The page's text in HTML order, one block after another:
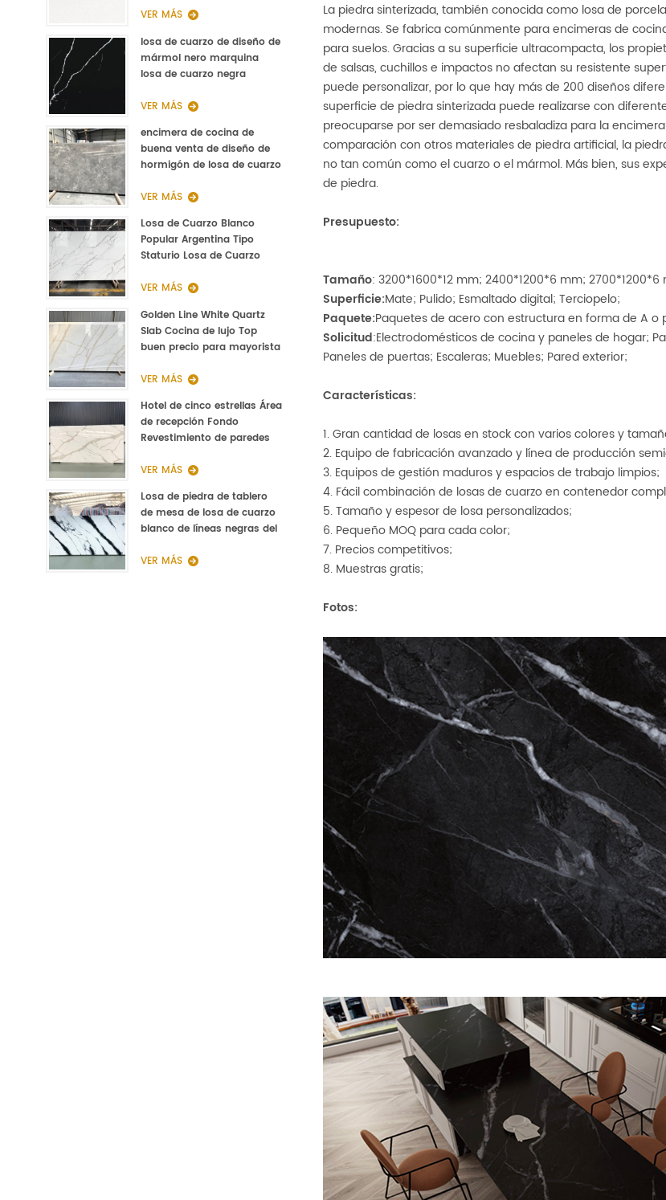
La piedra sinterizada, también conocida como losa de
modernas. Se fabrica comúnmente para encimeras de
para suelos. Gracias a su superficie ultracompacta, los
de salsas, cuchillos e impactos no afectan su resistente
puede personalizar, por lo que hay más de 200 diseños
superficie de piedra sinterizada puede realizarse con
preocuparse por ser demasiado resbaladiza para la
comparación con otros materiales de piedra artificial, la
no tan común como el cuarzo o el mármol. Más bien, sus
de piedra.
Presupuesto:
Tamaño: 3200*1600*12 mm; 2400*1200*6 mm;
Superficie:Mate; Pulido; Esmaltado digital; Terciopelo;
Paquete:Paquetes de acero con estructura en forma de A
Solicitud:Electrodomésticos de cocina y paneles de hogar;
Paneles de puertas; Escaleras; Muebles; Pared exterior;
Características:
1. Gran cantidad de losas en stock con varios colores y
2. Equipo de fabricación avanzado y línea de producción
3. Equipos de gestión maduros y espacios de trabajo limpios;
4. Fácil combinación de losas de cuarzo en contenedor
5. Tamaño y espesor de losa personalizados;
6. Pequeño MOQ para cada color;
7. Precios competitivos;
8. Muestras gratis;
Fotos:
blanca del grano
VER MÁS
losa de cuarzo de diseño de
mármol nero marquina
losa de cuarzo negra
VER MÁS
encimera de cocina de
buena venta de diseño de
hormigón de losa de cuarzo
VER MÁS
Losa de Cuarzo Blanco
Popular Argentina Tipo
Staturio Losa de Cuarzo
20mm
VER MÁS
Golden Line White Quartz
Slab Cocina de lujo Top
buen precio para mayorista
VER MÁS
Hotel de cinco estrellas Área
de recepción Fondo
Revestimiento de paredes
Cuarzo
VER MÁS
Losa de piedra de tablero
de mesa de losa de cuarzo
blanco de líneas negras del
VER MÁS